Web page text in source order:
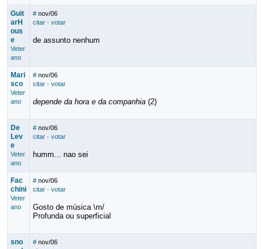
Guit
arH
ous
e
Veter
ano
# nov/06
citar· votar
de assunto nenhum
Mari
sco
Veter
ano
# nov/06
citar· votar
depende da hora e da companhia(2)
De
Lev
e
Veter
ano
# nov/06
citar· votar
humm... nao sei
Fac
chini
Veter
ano
# nov/06
citar· votar
Gosto de música \m/
Profunda ou superficial
sno
# nov/06